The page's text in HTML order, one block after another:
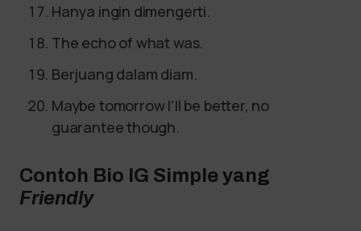
Hanya ingin dimengerti.
The echo of what was.
Berjuang dalam diam.
Maybe tomorrow I’ll be better, no
guarantee though.
Contoh Bio IG Simple yang
Friendly